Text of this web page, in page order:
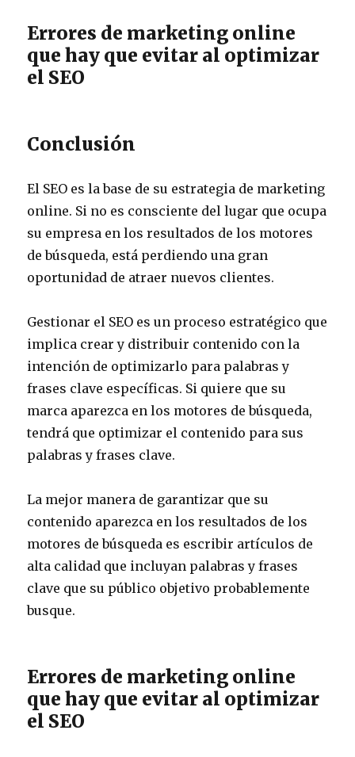
Errores de marketing online
que hay que evitar al optimizar
el SEO
Conclusión
El SEO es la base de su estrategia de marketing
online. Si no es consciente del lugar que ocupa
su empresa en los resultados de los motores
de búsqueda, está perdiendo una gran
oportunidad de atraer nuevos clientes.
Gestionar el SEO es un proceso estratégico que
implica crear y distribuir contenido con la
intención de optimizarlo para palabras y
frases clave específicas. Si quiere que su
marca aparezca en los motores de búsqueda,
tendrá que optimizar el contenido para sus
palabras y frases clave.
La mejor manera de garantizar que su
contenido aparezca en los resultados de los
motores de búsqueda es escribir artículos de
alta calidad que incluyan palabras y frases
clave que su público objetivo probablemente
busque.
Errores de marketing online
que hay que evitar al optimizar
el SEO